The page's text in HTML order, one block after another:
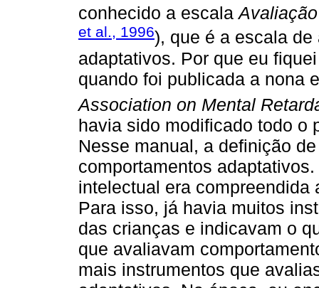
conhecido a escala
et al., 1996), que é a escala
adaptativos. Por que eu
quando foi publicada a nona
Association on Mental
havia sido modificado todo o
Nesse manual, a definição
comportamentos
intelectual era
Para isso, já havia muitos
das crianças e indicavam o
que avaliavam
mais instrumentos que